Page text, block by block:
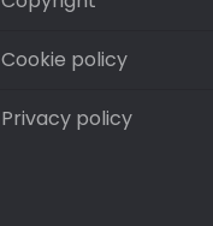
Cookie policy
Privacy policy